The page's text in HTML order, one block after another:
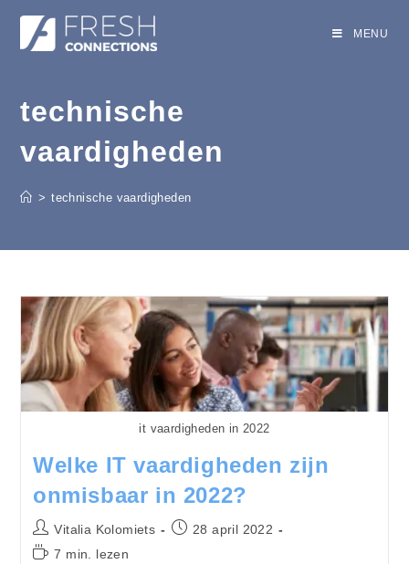
MENU
technische
vaardigheden
> technische vaardigheden
it vaardigheden in 2022
Welke IT vaardigheden zijn
onmisbaar in 2022?
Vitalia Kolomiets
28 april 2022
7 min. lezen